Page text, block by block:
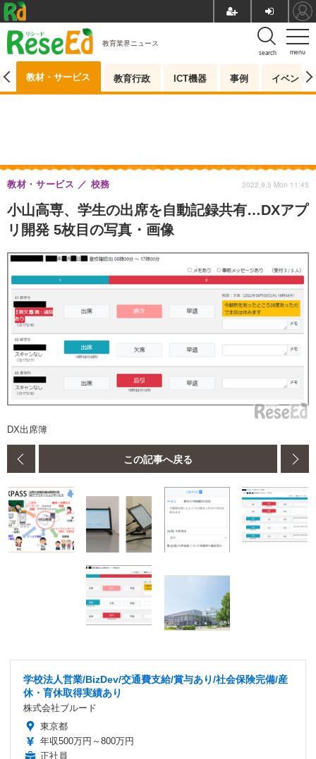
menu
search
教育業界ニュース
教材・サービス 教育行政 ICT機器 事例 イベント
小山高専、学生の出席を自動記録共有…DXアプ
リ開発 5枚目の写真・画像
教材・サービス 校務 2022.9.5 Mon 11:45
DX出席簿
この記事へ戻る
学校法人営業/BizDev/交通費支給/賞与あり/社会保険完備/産
休・育休取得実績あり
株式会社ブルード
東京都
年収500万円～800万円
正社員